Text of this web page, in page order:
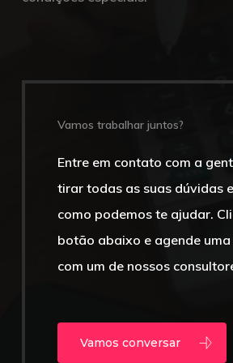
Vamos trabalhar juntos?
Entre em contato com a
tirar todas as suas dúvidas
como podemos te ajudar.
botão abaixo e agende
com um de nossos
Vamos conversar